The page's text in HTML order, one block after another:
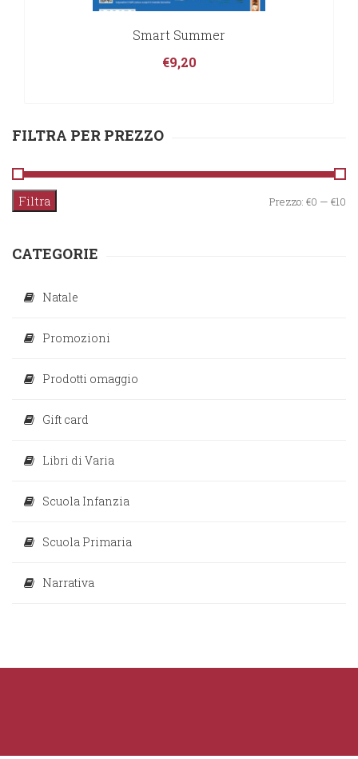
Smart Summer
€9,20
FILTRA PER PREZZO
Filtra Prezzo: €0 — €10
CATEGORIE
Natale
Promozioni
Prodotti omaggio
Gift card
Libri di Varia
Scuola Infanzia
Scuola Primaria
Narrativa